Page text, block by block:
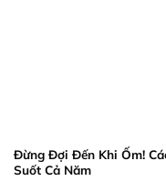
Đừng Đợi Đến Khi Ốm!
Suốt Cả Năm